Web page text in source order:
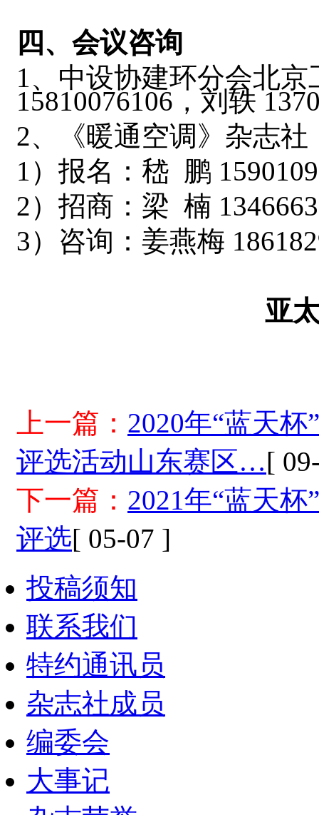
四、会议咨询
1、 中设协建环分会北京
15810076106 ，刘轶
2、《暖通空调》杂志社
1 ）报名：嵇 鹏
2）招商：梁 楠
3）咨询：姜燕梅
亚
上一篇： 2020年“蓝天
评选活动山东赛区…[
下一篇： 2021年“蓝天
评选[ 05-07 ]
投稿须知
联系我们
特约通讯员
杂志社成员
编委会
大事记